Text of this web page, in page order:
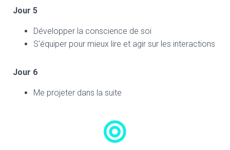
Jour 5
Développer la conscience de soi
S’équiper pour mieux lire et agir sur les interactions
Jour 6
Me projeter dans la suite